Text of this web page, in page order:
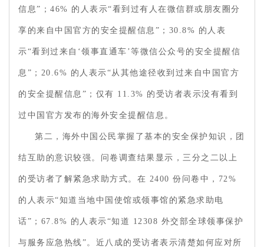
信息”；46% 的人表示“看到过有人在微信群或朋友圈分
享的来自中国官方的安全提醒信息”；30.8% 的人表
示“看到过来自‘领事直通车’等微信公众号的安全提醒信
息”；20.6% 的人表示“从其他途径收到过来自中国官方
的安全提醒信息”；仅有 11.3% 的受访者表示没有看到
过中国官方发布的海外安全提醒信息。
第二，海外中国公民掌握了基本的安全保护知识，团
结互助的意识较强。问卷调查结果显示，三分之二以上
的受访者了解紧急求助方式。在 2400 份问卷中，72%
的人表示“知道当地中国使馆或领事馆的紧急求助电
话”；67.8% 的人表示“知道 12308 外交部全球领事保护
与服务应急热线”。近八成的受访者表示清楚如何应对所